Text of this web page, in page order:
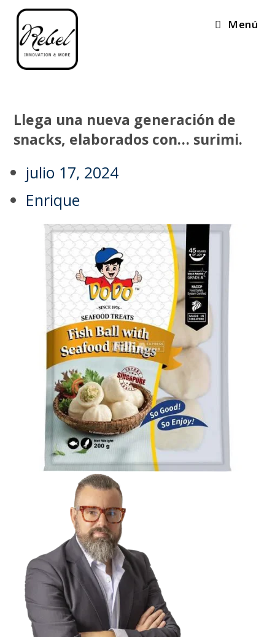
Menú
Llega una nueva generación de
snacks, elaborados con… surimi.
julio 17, 2024
Enrique